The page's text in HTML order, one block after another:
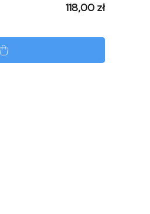
118,00 zł